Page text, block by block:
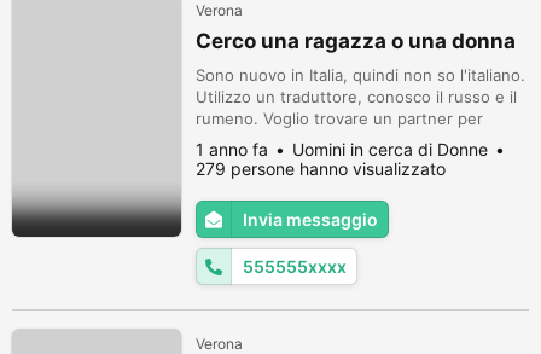
Verona
Cerco una ragazza o una donna
Sono nuovo in Italia, quindi non so l'italiano.
Utilizzo un traduttore, conosco il russo e il
rumeno. Voglio trovare un partner per
incontri frequenti o occasionali. Sono una
persona dal comportamento normale,
equilibrata e calma. Sono libero dalle 21:00
alle 2:30 del mattino. Ho davvero 23 anni e
spero che non vi facciate scoraggiare dalla
mia scarsa cono...
1 anno fa
Uomini in cerca di Donne
279 persone hanno visualizzato
Invia messaggio
555555xxxx
Verona